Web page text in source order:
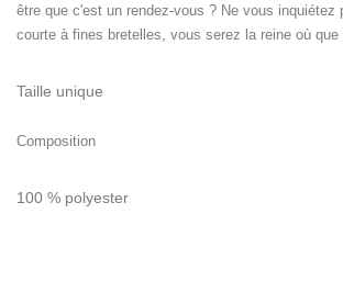
être que c'est un rendez-vous ? Ne vous inquiétez
courte à fines bretelles, vous serez la reine où
Taille unique
Composition
100 % polyester